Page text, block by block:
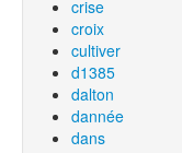
crise
croix
cultiver
d1385
dalton
dannée
dans